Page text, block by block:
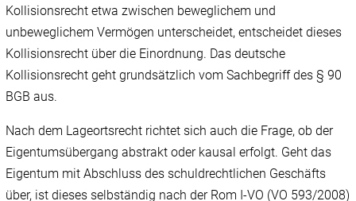
Kollisionsrecht etwa zwischen beweglichem und
unbeweglichem Vermögen unterscheidet, entscheidet dieses
Kollisionsrecht über die Einordnung. Das deutsche
Kollisionsrecht geht grundsätzlich vom Sachbegriff des § 90
BGB aus.
Nach dem Lageortsrecht richtet sich auch die Frage, ob der
Eigentumsübergang abstrakt oder kausal erfolgt. Geht das
Eigentum mit Abschluss des schuldrechtlichen Geschäfts
über, ist dieses selbständig nach der Rom I-VO (VO 593/‌2008)